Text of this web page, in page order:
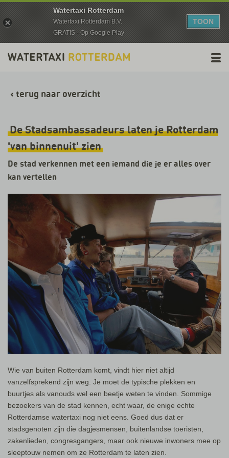
‹ terug naar overzicht
De Stadsambassadeurs laten je Rotterdam
'van binnenuit' zien
De stad verkennen met een iemand die je er alles over
kan vertellen
Wie van buiten Rotterdam komt, vindt hier niet altijd
vanzelfsprekend zijn weg. Je moet de typische plekken en
buurtjes als vanouds wel een beetje weten te vinden. Sommige
bezoekers van de stad kennen, echt waar, de enige echte
Rotterdamse watertaxi nog niet eens. Goed dus dat er
stadsgenoten zijn die dagjesmensen, buitenlandse toeristen,
zakenlieden, congresgangers, maar ook nieuwe inwoners mee op
sleeptouw nemen om ze Rotterdam te laten zien.
Watertaxi Rotterdam
Watertaxi Rotterdam B.V.
GRATIS - Op Google Play
TOON